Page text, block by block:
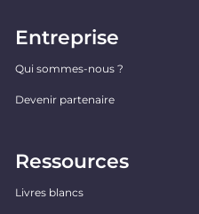
Entreprise
Qui sommes-nous ?
Devenir partenaire
Ressources
Livres blancs